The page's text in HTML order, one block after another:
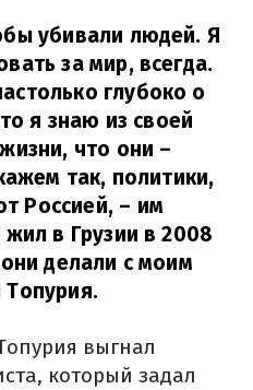
убивали людей. Я
за мир, всегда.
глубоко о
я знаю из своей
что они –
так, политики,
Россией, – им
жил в Грузии в 2008
делали с моим
Топурия.
выгнал
который задал